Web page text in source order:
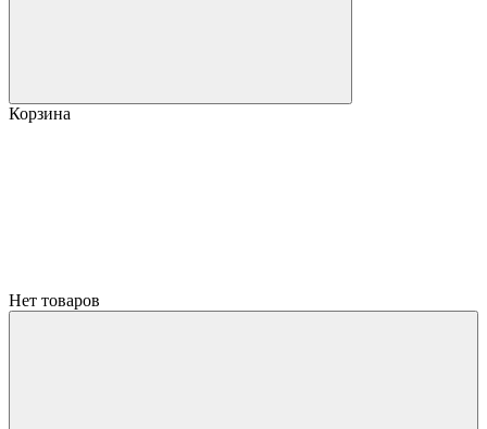
Корзина
Нет товаров